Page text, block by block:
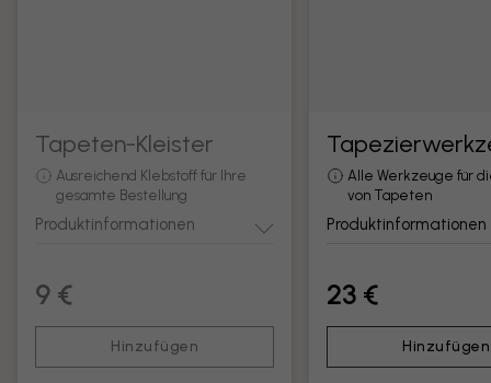
Tapeten-Kleister
Ausreichend Klebstoff für Ihre
gesamte Bestellung
Produktinformationen
9 €
Hinzufügen
Alle Werkzeuge für
von Tapeten
Produktinformationen
23 €
Hinzufügen